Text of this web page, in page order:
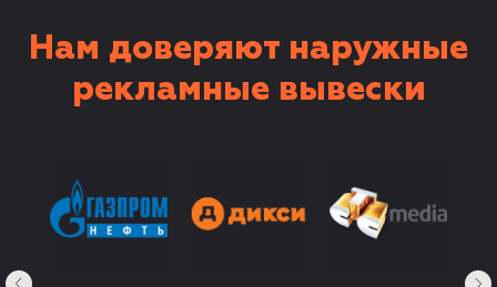
Нам доверяют наружные
рекламные вывески